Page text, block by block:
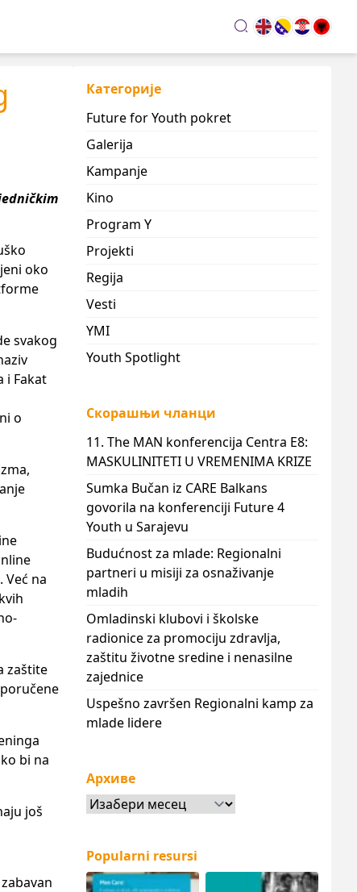
search
oko
svakog
i Fakat
o
Već na
zaštite
bi na
još
Категорије
Future for Youth pokret
Galerija
Kampanje
Kino
Program Y
Projekti
Regija
Vesti
YMI
Youth Spotlight
Скорашњи чланци
11. The MAN konferencija Centra E8:
MASKULINITETI U VREMENIMA KRIZE
Sumka Bučan iz CARE Balkans
govorila na konferenciji Future 4
Youth u Sarajevu
Budućnost za mlade: Regionalni
partneri u misiji za osnaživanje
mladih
Omladinski klubovi i školske
radionice za promociju zdravlja,
zaštitu životne sredine i nenasilne
zajednice
Uspešno završen Regionalni kamp za
mlade lidere
Архиве
Архиве
Popularni resursi